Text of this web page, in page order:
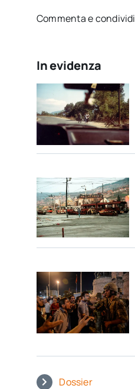
Commenta e condividi
In evidenza
Dossier